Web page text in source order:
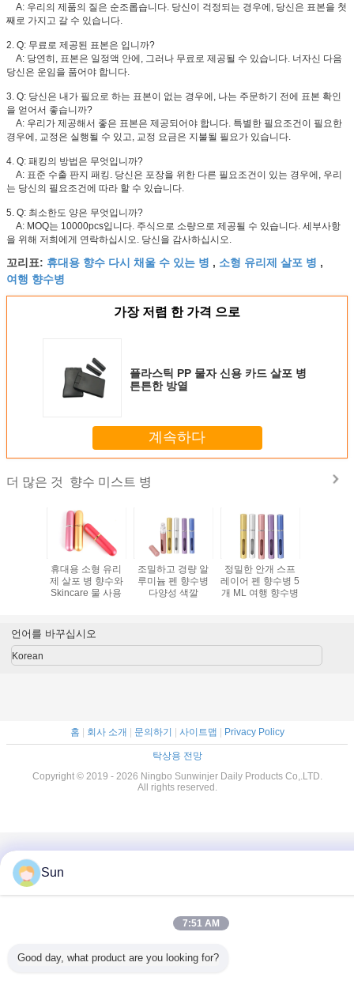
A: 우리의 제품의 질은 순조롭습니다. 당신이 걱정되는 경우에, 당신은 표본을 첫
째로 가지고 갈 수 있습니다.
2. Q: 무료로 제공된 표본은 입니까?
A: 당연히, 표본은 일정액 안에, 그러나 무료로 제공될 수 있습니다. 너자신 다음
당신은 운임을 품어야 합니다.
3. Q: 당신은 내가 필요로 하는 표본이 없는 경우에, 나는 주문하기 전에 표본 확인
을 얻어서 좋습니까?
A: 우리가 제공해서 좋은 표본은 제공되어야 합니다. 특별한 필요조건이 필요한
경우에, 교정은 실행될 수 있고, 교정 요금은 지불될 필요가 있습니다.
4. Q: 패킹의 방법은 무엇입니까?
A: 표준 수출 판지 패킹. 당신은 포장을 위한 다른 필요조건이 있는 경우에, 우리
는 당신의 필요조건에 따라 할 수 있습니다.
5. Q: 최소한도 양은 무엇입니까?
A: MOQ는 10000pcs입니다. 주식으로 소량으로 제공될 수 있습니다. 세부사항
을 위해 저희에게 연락하십시오. 당신을 감사하십시오.
꼬리표: 휴대용 향수 다시 채울 수 있는 병 , 소형 유리제 살포 병 ,
여행 향수병
가장 저렴 한 가격 으로
플라스틱 PP 물자 신용 카드 살포 병
튼튼한 방열
계속하다
더 많은 것 향수 미스트 병
휴대용 소형 유리
제 살포 병 향수와
Skincare 물 사용
조밀하고 경량 알
루미늄 펜 향수병
다양성 색깔
정밀한 안개 스프
레이어 펜 향수병 5
개 ML 여행 향수병
언어를 바꾸십시오
Korean
홈 | 회사 소개 | 문의하기 | 사이트맵 | Privacy Policy
탁상용 전망
Copyright © 2019 - 2026 Ningbo Sunwinjer Daily Products Co,.LTD.
All rights reserved.
Sun
7:51 AM
Good day, what product are you looking for?